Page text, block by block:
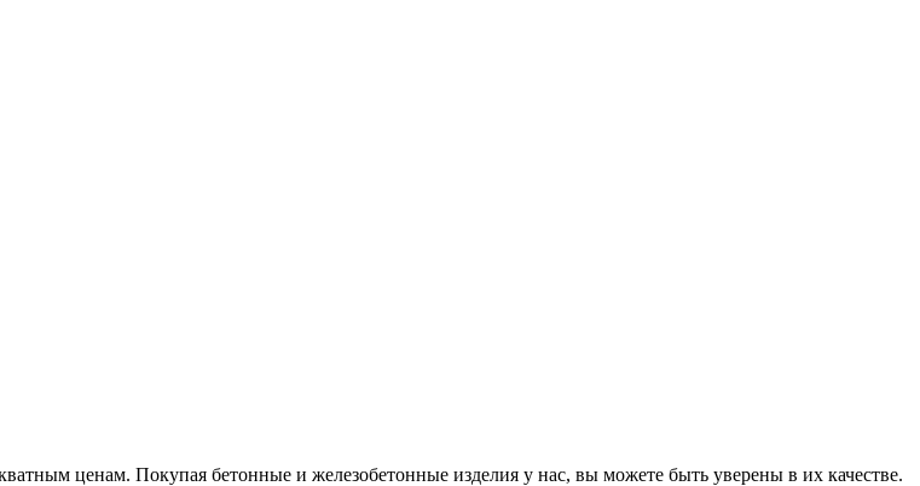
ценам. Покупая бетонные и железобетонные изделия у нас, вы можете быть уверены в их качестве.